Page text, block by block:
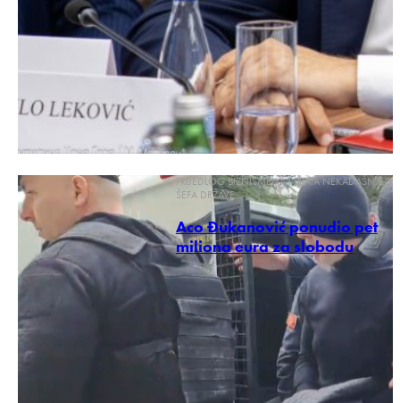
PRIJEDLOG BIZNISMENA I BRATA NEKADAŠNJEG
ŠEFA DRŽAVE
Aco Đukanović ponudio pet
miliona eura za slobodu